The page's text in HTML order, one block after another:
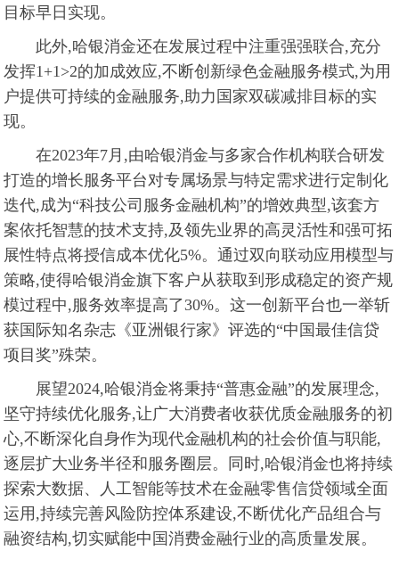
目标早日实现。
此外,哈银消金还在发展过程中注重强强联合,充分
发挥1+1>2的加成效应,不断创新绿色金融服务模式,为用
户提供可持续的金融服务,助力国家双碳减排目标的实
现。
在2023年7月,由哈银消金与多家合作机构联合研发
打造的增长服务平台对专属场景与特定需求进行定制化
迭代,成为“科技公司服务金融机构”的增效典型,该套方
案依托智慧的技术支持,及领先业界的高灵活性和强可拓
展性特点将授信成本优化5%。通过双向联动应用模型与
策略,使得哈银消金旗下客户从获取到形成稳定的资产规
模过程中,服务效率提高了30%。这一创新平台也一举斩
获国际知名杂志《亚洲银行家》评选的“中国最佳信贷
项目奖”殊荣。
展望2024,哈银消金将秉持“普惠金融”的发展理念,
坚守持续优化服务,让广大消费者收获优质金融服务的初
心,不断深化自身作为现代金融机构的社会价值与职能,
逐层扩大业务半径和服务圈层。同时,哈银消金也将持续
探索大数据、人工智能等技术在金融零售信贷领域全面
运用,持续完善风险防控体系建设,不断优化产品组合与
融资结构,切实赋能中国消费金融行业的高质量发展。